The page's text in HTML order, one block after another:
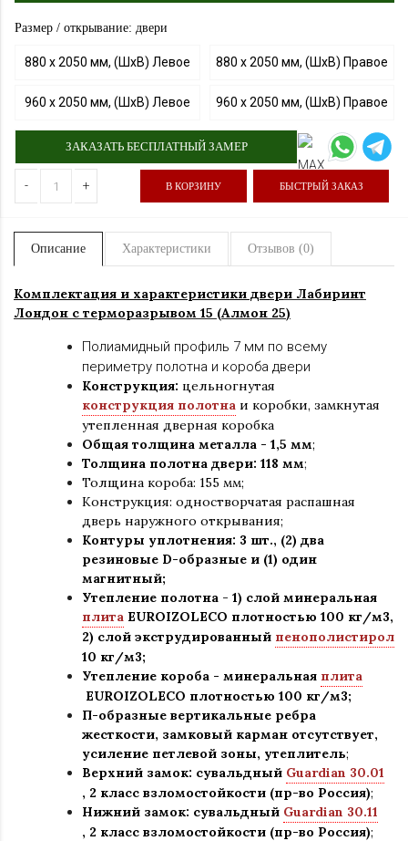
Размер / открывание: двери
880 х 2050 мм, (ШхВ) Левое 880 х 2050 мм, (ШхВ) Правое
960 х 2050 мм, (ШхВ) Левое 960 х 2050 мм, (ШхВ) Правое
ЗАКАЗАТЬ БЕСПЛАТНЫЙ ЗАМЕР
- + В КОРЗИНУ БЫСТРЫЙ ЗАКАЗ
Описание Характеристики Отзывов (0)
Комплектация и характеристики двери Лабиринт
Лондон с терморазрывом 15 (Алмон 25)
Полиамидный профиль 7 мм по всему
периметру полотна и короба двери
Конструкция: цельногнутая
конструкция полотна и коробки, замкнутая
утепленная дверная коробка
Общая толщина металла - 1,5 мм;
Толщина полотна двери: 118 мм;
Толщина короба: 155 мм;
Конструкция: одностворчатая распашная
дверь наружного открывания;
Контуры уплотнения: 3 шт., (2) два
резиновые D-образные и (1) один
магнитный;
Утепление полотна - 1) слой минеральная
плита EUROIZOLECO плотностью 100 кг/м3,
2) слой экструдированный пенополистирол
10 кг/м3;
Утепление короба - минеральная плита
EUROIZOLECO плотностью 100 кг/м3;
П-образные вертикальные ребра
жесткости, замковый карман отсутствует,
усиление петлевой зоны, утеплитель;
Верхний замок: сувальдный Guardian 30.01
, 2 класс взломостойкости (пр-во Россия);
Нижний замок: сувальдный Guardian 30.11
, 2 класс взломостойкости (пр-во Россия);